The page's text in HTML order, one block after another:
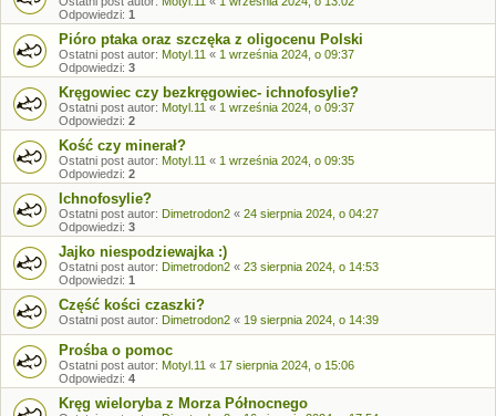
Odpowiedzi: 1
Pióro ptaka oraz szczęka z oligocenu Polski
Ostatni post autor: Motyl.11 « 1 września 2024, o 09:37
Odpowiedzi: 3
Kręgowiec czy bezkręgowiec- ichnofosylie?
Ostatni post autor: Motyl.11 « 1 września 2024, o 09:37
Odpowiedzi: 2
Kość czy minerał?
Ostatni post autor: Motyl.11 « 1 września 2024, o 09:35
Odpowiedzi: 2
Ichnofosylie?
Ostatni post autor: Dimetrodon2 « 24 sierpnia 2024, o 04:27
Odpowiedzi: 3
Jajko niespodziewajka :)
Ostatni post autor: Dimetrodon2 « 23 sierpnia 2024, o 14:53
Odpowiedzi: 1
Część kości czaszki?
Ostatni post autor: Dimetrodon2 « 19 sierpnia 2024, o 14:39
Prośba o pomoc
Ostatni post autor: Motyl.11 « 17 sierpnia 2024, o 15:06
Odpowiedzi: 4
Kręg wieloryba z Morza Północnego